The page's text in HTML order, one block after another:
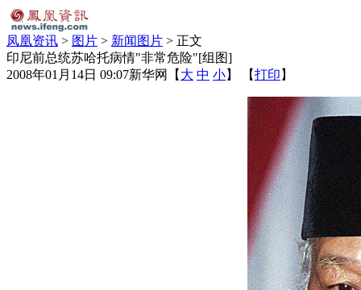
凤凰资讯 > 图片 > 新闻图片 > 正文
印尼前总统苏哈托病情"非常危险"[组图]
2008年01月14日 09:07新华网 【 大 中 小】 【打印 】